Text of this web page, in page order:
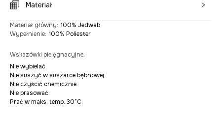
Materiał
Materiał główny: 100% Jedwab
Wypełnienie: 100% Poliester
Wskazówki pielęgnacyjne:
Nie wybielać.
Nie suszyć w suszarce bębnowej.
Nie czyścić chemicznie.
Nie prasować.
Prać w maks. temp. 30°C.